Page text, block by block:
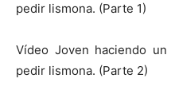
pedir lismona. (Parte 1)
Vídeo Joven haciendo
pedir lismona. (Parte 2)